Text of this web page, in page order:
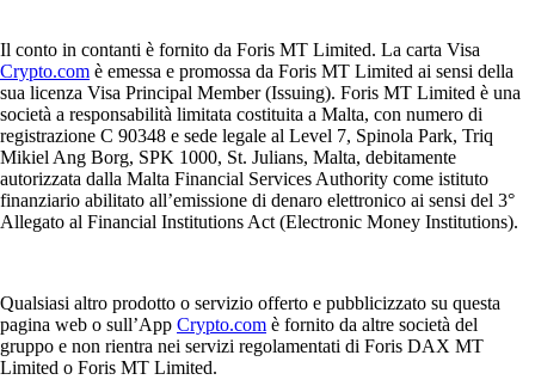
Il conto in contanti è fornito da Foris MT Limited. La carta Visa
Crypto.com è emessa e promossa da Foris MT Limited ai sensi della
sua licenza Visa Principal Member (Issuing). Foris MT Limited è una
società a responsabilità limitata costituita a Malta, con numero di
registrazione C 90348 e sede legale al Level 7, Spinola Park, Triq
Mikiel Ang Borg, SPK 1000, St. Julians, Malta, debitamente
autorizzata dalla Malta Financial Services Authority come istituto
finanziario abilitato all’emissione di denaro elettronico ai sensi del 3°
Allegato al Financial Institutions Act (Electronic Money Institutions).
Qualsiasi altro prodotto o servizio offerto e pubblicizzato su questa
pagina web o sull’App Crypto.com è fornito da altre società del
gruppo e non rientra nei servizi regolamentati di Foris DAX MT
Limited o Foris MT Limited.